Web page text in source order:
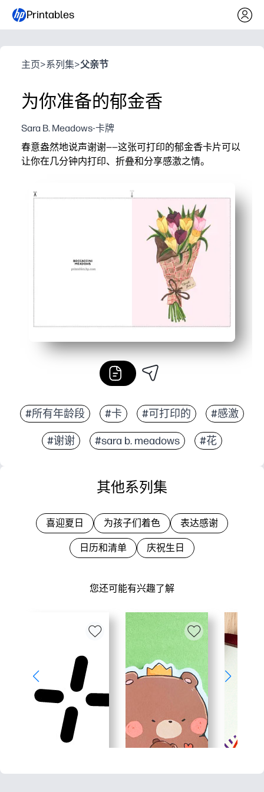
Printables
主页>系列集>父亲节
为你准备的郁金香
Sara B. Meadows-卡牌
春意盎然地说声谢谢——这张可打印的郁金香卡片可以
让你在几分钟内打印、折叠和分享感激之情。
零准备-在卡片纸或普通纸上打印，折叠，就大功告成了
抛光设计-欢快的郁金香让您的信息对任何收件人来说
适合家庭入住-里面有足够的空间让孩子们添加图画或
灵活使用——非常适合教师、看护者、邻居、志愿者，
#所有年龄段 #卡 #可打印的 #感激
#谢谢 #sara b. meadows #花
您还可能有兴趣了解
其他系列集
喜迎夏日 为孩子们着色 表达感谢
日历和清单 庆祝生日